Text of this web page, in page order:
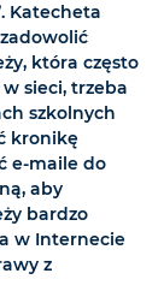
Katecheta
która często
sieci, trzeba
szkolnych
kronikę
e-maile do
aby
bardzo
w Internecie
z